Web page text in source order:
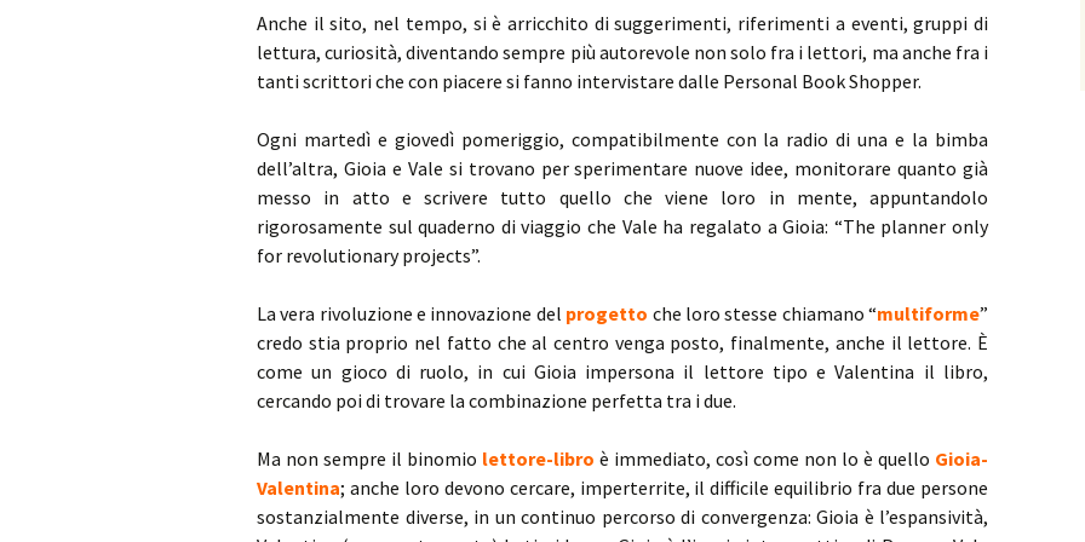
Anche il sito, nel tempo, si è arricchito di suggerimenti, riferimenti a eventi, gruppi di
lettura, curiosità, diventando sempre più autorevole non solo fra i lettori, ma anche fra i
tanti scrittori che con piacere si fanno intervistare dalle Personal Book Shopper.
Ogni martedì e giovedì pomeriggio, compatibilmente con la radio di una e la bimba
dell’altra, Gioia e Vale si trovano per sperimentare nuove idee, monitorare quanto già
messo in atto e scrivere tutto quello che viene loro in mente, appuntandolo
rigorosamente sul quaderno di viaggio che Vale ha regalato a Gioia: “The planner only
for revolutionary projects”.
La vera rivoluzione e innovazione del progetto che loro stesse chiamano “multiforme”
credo stia proprio nel fatto che al centro venga posto, finalmente, anche il lettore. È
come un gioco di ruolo, in cui Gioia impersona il lettore tipo e Valentina il libro,
cercando poi di trovare la combinazione perfetta tra i due.
Ma non sempre il binomio lettore-libro è immediato, così come non lo è quello Gioia-
Valentina; anche loro devono cercare, imperterrite, il difficile equilibrio fra due persone
sostanzialmente diverse, in un continuo percorso di convergenza: Gioia è l’espansività,